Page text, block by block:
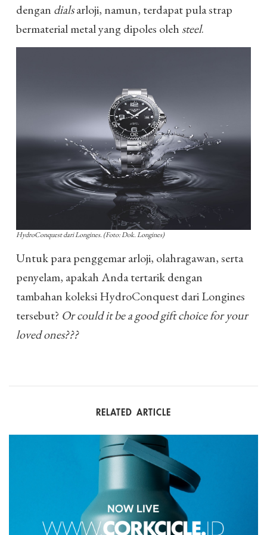
dengan dialsarloji, namun, terdapat pula strap
bermaterial metal yang dipoles oleh steel.
HydroConquest dari Longines. (Foto: Dok. Longines)
Untuk para penggemar arloji, olahragawan, serta
penyelam, apakah Anda tertarik dengan
tambahan koleksi HydroConquest dari Longines
tersebut? Or could it be a good gift choice for your
loved ones???
RELATED ARTICLE